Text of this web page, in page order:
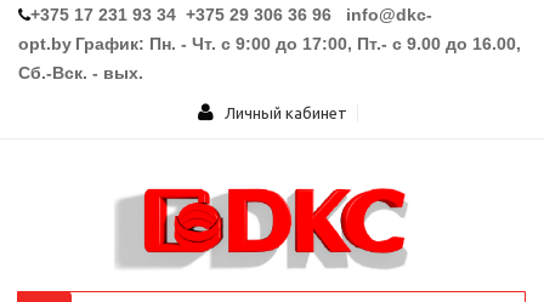
+375 17 231 93 34 +375 29 306 36 96 info@dkc-
opt.by График: Пн. - Чт. с 9:00 до 17:00, Пт.- с 9.00 до 16.00,
Сб.-Вск. - вых.
Личный кабинет